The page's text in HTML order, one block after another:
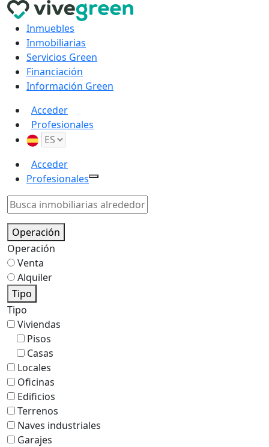
Inmuebles
Inmobiliarias
Servicios Green
Financiación
Información Green
Acceder
Profesionales
Acceder
Profesionales
Operación
Operación
Venta
Alquiler
Tipo
Tipo
Viviendas
Pisos
Casas
Locales
Oficinas
Edificios
Terrenos
Naves industriales
Garajes